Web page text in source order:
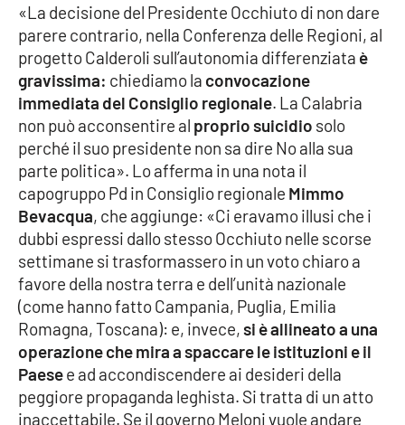
LaC Network
LaC OnAir
EDIZIONI
LOCALI
Catanzaro
Crotone
Vibo Valentia
Reggio Calabria
Cosenza
Lamezia Terme
«La decisione del Presidente Occhiuto di non dare
parere contrario, nella Conferenza delle Regioni, al
progetto Calderoli sull’autonomia differenziata è
gravissima: chiediamo la convocazione
immediata del Consiglio regionale. La Calabria
non può acconsentire al proprio suicidio solo
perché il suo presidente non sa dire No alla sua
parte politica». Lo afferma in una nota il
capogruppo Pd in Consiglio regionale Mimmo
Bevacqua, che aggiunge: «Ci eravamo illusi che i
dubbi espressi dallo stesso Occhiuto nelle scorse
settimane si trasformassero in un voto chiaro a
favore della nostra terra e dell’unità nazionale
(come hanno fatto Campania, Puglia, Emilia
Romagna, Toscana): e, invece,si è allineato a una
operazione che mira a spaccare le istituzioni e il
Paesee ad accondiscendere ai desideri della
peggiore propaganda leghista. Si tratta di un atto
inaccettabile. Se il governo Meloni vuole andare